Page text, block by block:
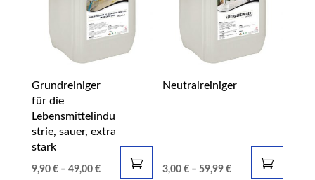
Grundreiniger
für die
Lebensmittelindu
strie, sauer, extra
stark
9,90 €– 49,00 €
Neutralreiniger
3,00€ –59,99€